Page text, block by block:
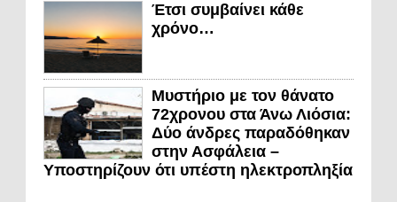
Έτσι συμβαίνει κάθε
χρόνο…
Μυστήριο με τον θάνατο
72χρονου στα Άνω Λιόσια:
Δύο άνδρες παραδόθηκαν
στην Ασφάλεια –
Υποστηρίζουν ότι υπέστη ηλεκτροπληξία